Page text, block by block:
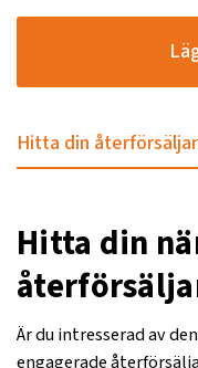
Hitta din
Hitta din
Är du intresserad av
engagerade